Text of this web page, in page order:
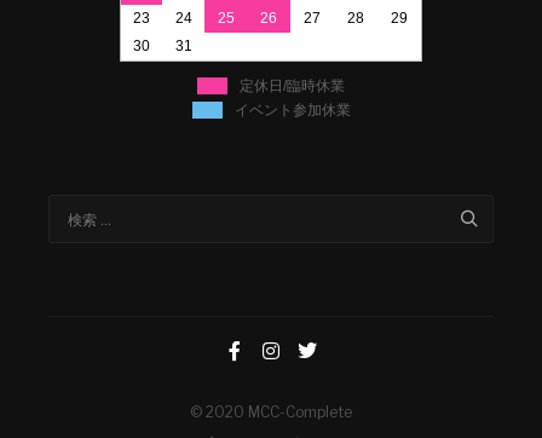
23
24 25 26 27 28
29
30
31
定休日/臨時休業
イベント参加休業
© 2020 MCC-Complete